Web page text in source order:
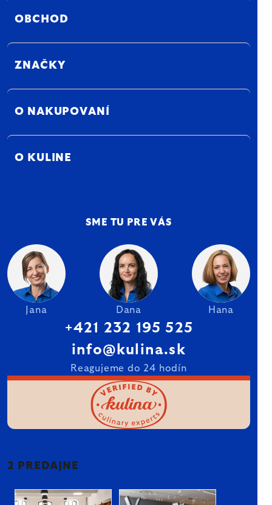
OBCHOD
ZNAČKY
O NAKUPOVANÍ
O KULINE
SME TU PRE VÁS
Jana Dana Hana
+421 232 195 525
info@kulina.sk
Reagujeme do 24 hodín
2 PREDAJNE